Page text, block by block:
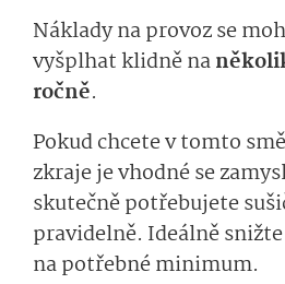
Náklady na provoz se
vyšplhat klidně na
ročně.
Pokud chcete v tomto
zkraje je vhodné se
skutečně potřebujete
pravidelně. Ideálně
na potřebné minimum.